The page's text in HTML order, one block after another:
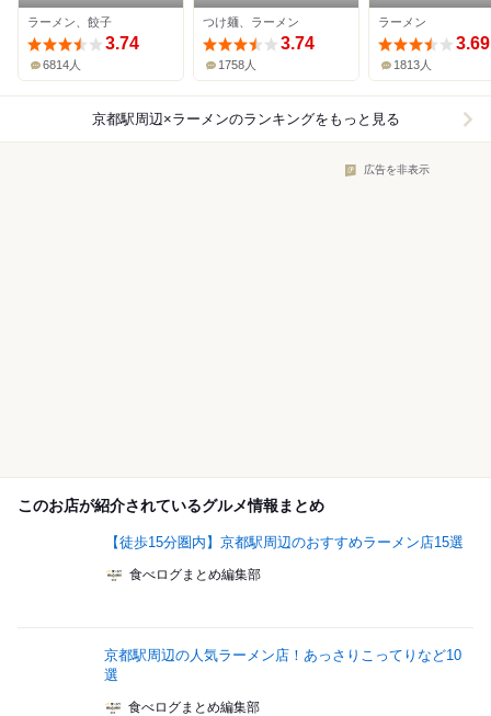
ラーメン、餃子
3.74
6814人
つけ麺、ラーメン
3.74
1758人
ラーメン
3.69
1813人
京都駅周辺×ラーメンのランキングをもっと見る
広告を非表示
このお店が紹介されているグルメ情報まとめ
【徒歩15分圏内】京都駅周辺のおすすめラーメン店15選
食べログまとめ編集部
京都駅周辺の人気ラーメン店！あっさりこってりなど10
選
食べログまとめ編集部